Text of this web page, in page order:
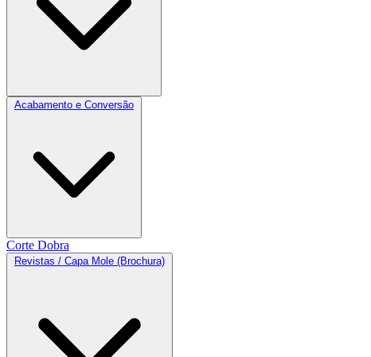
Acabamento e Conversão
Corte Dobra
Revistas / Capa Mole (Brochura)